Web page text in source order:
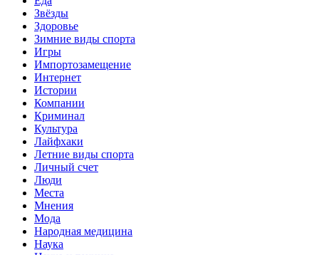
Звёзды
Здоровье
Зимние виды спорта
Игры
Импортозамещение
Интернет
Истории
Компании
Криминал
Культура
Лайфхаки
Летние виды спорта
Личный счет
Люди
Места
Мнения
Мода
Народная медицина
Наука